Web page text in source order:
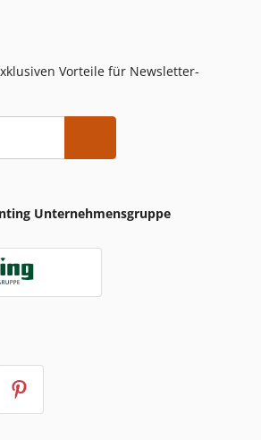
Vorteile für Newsletter-
Unternehmensgruppe